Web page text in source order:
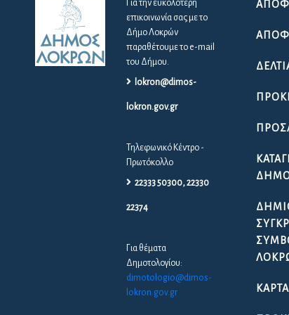
Για την ευκολότερη
επικοινωνία σας με το
Δήμο Λοκρών
παραθέτουμε το e-mail
του Δήμου.
lokron@dimos-
lokron.gov.gr
Τηλεφωνικό Κέντρο -
Πρωτόκολλο
22333 50300, 22330
22374
Για θέματα
Δημοτολογίου:
dimotologio@dimos-
lokron.gov.gr